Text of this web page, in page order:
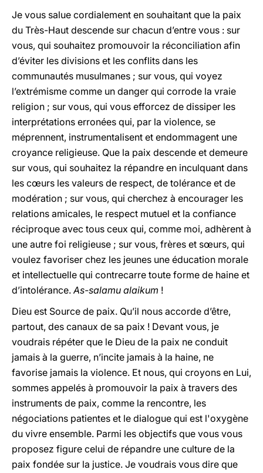
Je vous salue cordialement en souhaitant que la paix
du Très-Haut descende sur chacun d’entre vous : sur
vous, qui souhaitez promouvoir la réconciliation afin
d’éviter les divisions et les conflits dans les
communautés musulmanes ; sur vous, qui voyez
l’extrémisme comme un danger qui corrode la vraie
religion ; sur vous, qui vous efforcez de dissiper les
interprétations erronées qui, par la violence, se
méprennent, instrumentalisent et endommagent une
croyance religieuse. Que la paix descende et demeure
sur vous, qui souhaitez la répandre en inculquant dans
les cœurs les valeurs de respect, de tolérance et de
modération ; sur vous, qui cherchez à encourager les
relations amicales, le respect mutuel et la confiance
réciproque avec tous ceux qui, comme moi, adhèrent à
une autre foi religieuse ; sur vous, frères et sœurs, qui
voulez favoriser chez les jeunes une éducation morale
et intellectuelle qui contrecarre toute forme de haine et
d’intolérance.As-salamu alaikum !
Dieu est Source de paix. Qu’il nous accorde d’être,
partout, des canaux de sa paix ! Devant vous, je
voudrais répéter que le Dieu de la paix ne conduit
jamais à la guerre, n’incite jamais à la haine, ne
favorise jamais la violence. Et nous, qui croyons en Lui,
sommes appelés à promouvoir la paix à travers des
instruments de paix, comme la rencontre, les
négociations patientes et le dialogue qui est l'oxygène
du vivre ensemble. Parmi les objectifs que vous vous
proposez figure celui de répandre une culture de la
paix fondée sur la justice. Je voudrais vous dire que